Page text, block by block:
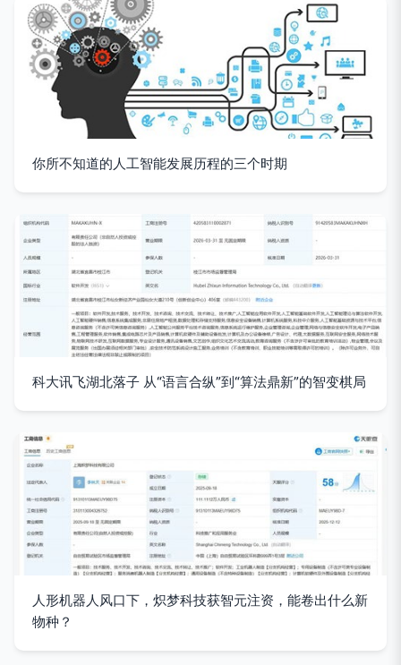
你所不知道的人工智能发展历程的三个时期
科大讯飞湖北落子 从“语言合纵”到“算法鼎新”的智变棋局
人形机器人风口下，炽梦科技获智元注资，能卷出什么新
物种？